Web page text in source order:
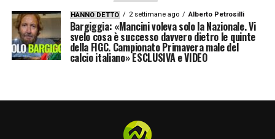
HANNO DETTO 2 settimane ago Alberto Petrosilli
Bargiggia: «Mancini voleva solo la Nazionale. Vi
svelo cosa è successo davvero dietro le quinte
della FIGC. Campionato Primavera male del
calcio italiano» ESCLUSIVA e VIDEO